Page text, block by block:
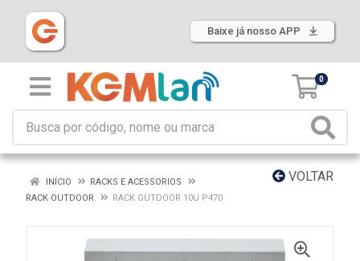
Baixe já nosso APP
0
VOLTAR
INÍCIO
RACKS E ACESSORIOS
RACK OUTDOOR
RACK OUTDOOR 10U P470